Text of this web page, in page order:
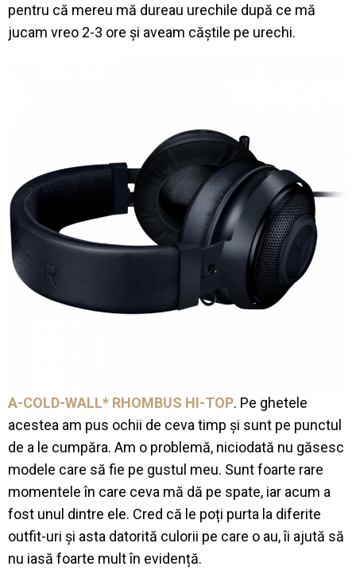
pentru că mereu mă dureau urechile după ce mă
jucam vreo 2-3 ore și aveam căștile pe urechi.
A-COLD-WALL* RHOMBUS HI-TOP. Pe ghetele
acestea am pus ochii de ceva timp și sunt pe punctul
de a le cumpăra. Am o problemă, niciodată nu găsesc
modele care să fie pe gustul meu. Sunt foarte rare
momentele în care ceva mă dă pe spate, iar acum a
fost unul dintre ele. Cred că le poți purta la diferite
outfit-uri și asta datorită culorii pe care o au, îi ajută să
nu iasă foarte mult în evidență.